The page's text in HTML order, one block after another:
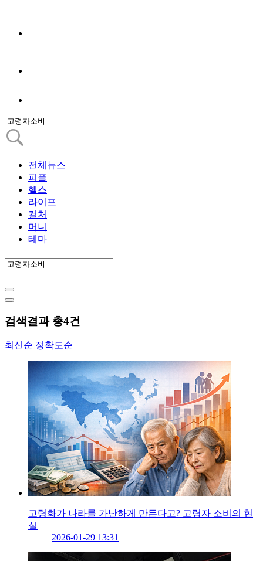
전체뉴스
피플
헬스
라이프
컬처
머니
테마
검색결과 총4건
최신순 정확도순
고령화가 나라를 가난하게 만든다고? 고령자 소비의 현
실
2026-01-29 13:31